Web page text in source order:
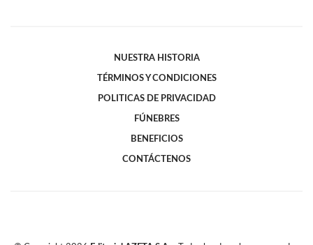
NUESTRA HISTORIA
TÉRMINOS Y CONDICIONES
POLITICAS DE PRIVACIDAD
FÚNEBRES
BENEFICIOS
CONTÁCTENOS